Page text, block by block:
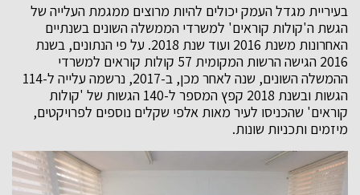
בעיריית מגדל העמק יכולים להיות מרוצים ממגמת העלייה של
הגשת ה'קולות קוראים' למשרדי הממשלה השונים בשנתיים
האחרונות משנת 2016 ועוד שנת 2018. על פי הנתונים, בשנת
2016 הגישה הרשות המקומית 57 קולות קוראים למשרדי
ההמשלה השונים, שנה לאחר מכן, ב-2017, נרשמה עלייה ל-114
הגשות ובשנת 2018 קפץ המספר ל-140 הגשות של 'קולות
קוראים' שהכניסו לעיר מאות אלפי שקלים נוספים לפרויקטים,
מיזמים ותכניות שונות.